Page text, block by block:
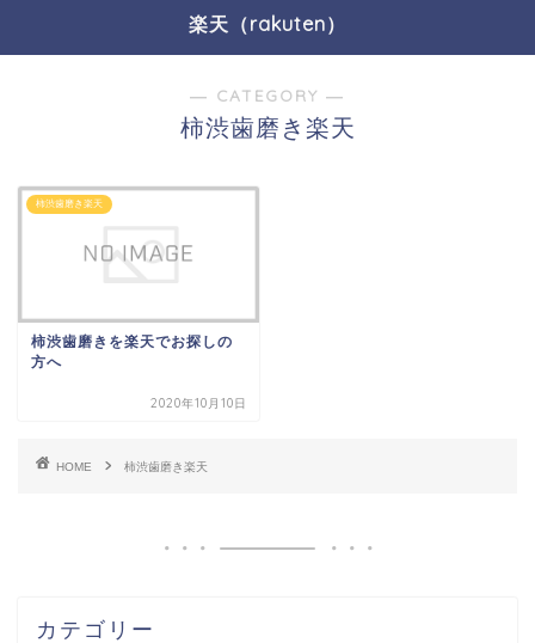
楽天（rakuten）
― CATEGORY ―
柿渋歯磨き楽天
柿渋歯磨き楽天
柿渋歯磨きを楽天でお探しの
方へ
2020年10月10日
HOME 柿渋歯磨き楽天
カテゴリー